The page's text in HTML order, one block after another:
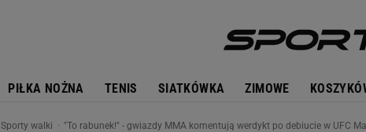
PIŁKA NOŻNA TENIS SIATKÓWKA ZIMOWE
Sporty walki "To rabunek!" - gwiazdy MMA komentują werdykt po debiucie w UFC